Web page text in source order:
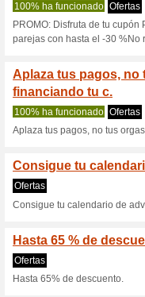
Ir a
Reciba
cupones
esta tienda..